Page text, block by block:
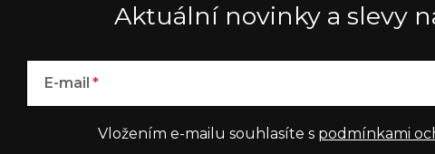
Aktuální novinky a slevy
E-mail
Vložením e-mailu souhlasíte s podmínkami